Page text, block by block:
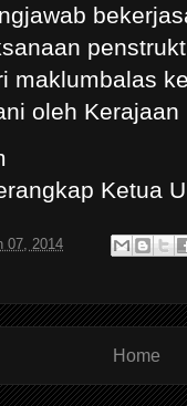
maklumbalas
oleh
Ketua
07, 2014
Home